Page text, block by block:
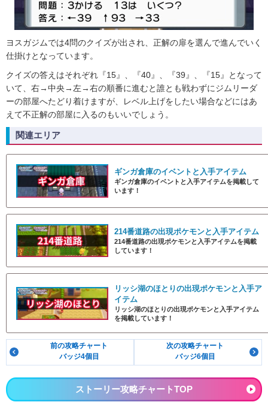
ヨスガジムでは4問のクイズが出され、正解の扉を選んで進んでいく
仕掛けとなっています。
クイズの答えはそれぞれ『15』、『40』、『39』、『15』となって
いて、右→中央→左→右の順番に進むと誰とも戦わずにジムリーダ
ーの部屋へたどり着けますが、レベル上げをしたい場合などにはあ
えて不正解の部屋に入るのもいいでしょう。
関連エリア
ギンガ倉庫のイベントと入手アイテム
ギンガ倉庫のイベントと入手アイテムを掲載して
います！
214番道路の出現ポケモンと入手アイテム
214番道路の出現ポケモンと入手アイテムを掲載
しています！
リッシ湖のほとりの出現ポケモンと入手ア
イテム
リッシ湖のほとりの出現ポケモンと入手アイテム
を掲載しています！
前の攻略チャート
バッジ4個目
次の攻略チャート
バッジ6個目
ストーリー攻略チャートTOP